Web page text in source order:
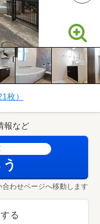
枚）
報など
合わせページへ移動します
る